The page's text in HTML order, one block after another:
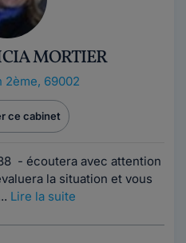
MORTIER
2ème, 69002
ce cabinet
- écoutera avec attention
la situation et vous
Lire la suite